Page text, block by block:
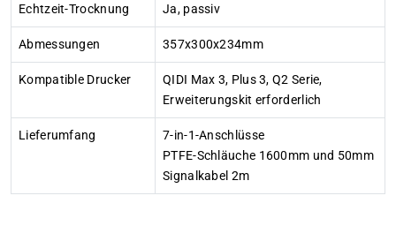
Echtzeit-Trocknung Ja, passiv
Abmessungen 357x300x234mm
Kompatible Drucker
QIDI Max 3, Plus 3, Q2 Serie,
Erweiterungskit erforderlich
Lieferumfang
7-in-1-Anschlüsse
PTFE-Schläuche 1600mm und 50mm
Signalkabel 2m